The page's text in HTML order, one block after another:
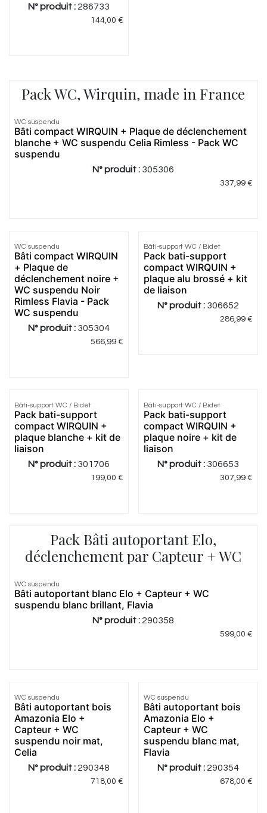
N° produit : 286733
144,00 €
Pack WC, Wirquin, made in France
Meilleur
prix
WC suspendu
Bâti compact WIRQUIN + Plaque de déclenchement
blanche + WC suspendu Celia Rimless - Pack WC
suspendu
N° produit : 305306
337,99€
Meilleur
prix
WC suspendu
Bâti compact WIRQUIN
+ Plaque de
déclenchement noire +
WC suspendu Noir
Rimless Flavia - Pack
WC suspendu
N° produit : 305304
566,99€
Bâti-support WC / Bidet
Pack bati-support
compact WIRQUIN +
plaque alu brossé + kit
de liaison
N° produit : 306652
286,99€
Meilleur
prix
Bâti-support WC / Bidet
Pack bati-support
compact WIRQUIN +
plaque blanche + kit de
liaison
N° produit : 301706
199,00 €
Bâti-support WC / Bidet
Pack bati-support
compact WIRQUIN +
plaque noire + kit de
liaison
N° produit : 306653
307,99€
Pack Bâti autoportant Elo,
déclenchement par Capteur + WC
WC suspendu
Bâti autoportant blanc Elo + Capteur + WC
suspendu blanc brillant, Flavia
N° produit : 290358
599,00 €
WC suspendu
Bâti autoportant bois
Amazonia Elo +
Capteur + WC
suspendu noir mat,
Celia
N° produit : 290348
718,00 €
WC suspendu
Bâti autoportant bois
Amazonia Elo +
Capteur + WC
suspendu blanc mat,
Flavia
N° produit : 290354
678,00 €